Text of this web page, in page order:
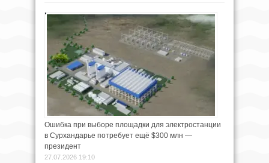
Ошибка при выборе площадки для электростанции
в Сурхандарье потребует ещё $300 млн —
президент
27.07.2026 19:10